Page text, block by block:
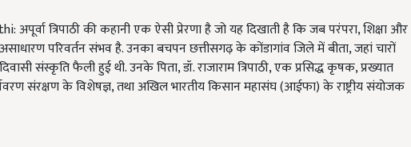
त्रिपाठी की कहानी एक ऐसी प्रेरणा है जो यह दिखाती है कि जब परंपरा, शिक्षा और
परिवर्तन संभव है. उनका बचपन छत्तीसगढ़ के कोंडागांव जिले में बीता, जहां चारों
संस्कृति फैली हुई थी. उनके पिता, डॉ. राजाराम त्रिपाठी, एक प्रसिद्ध कृषक, प्रख्यात
संरक्षण के विशेषज्ञ, तथा अखिल भारतीय किसान महासंघ (आईफा) के राष्ट्रीय संयोजक